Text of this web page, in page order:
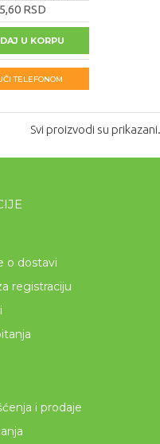
RSD
U KORPU
TELEFONOM
Svi proizvodi su prikazani.
o dostavi
registraciju
i prodaje